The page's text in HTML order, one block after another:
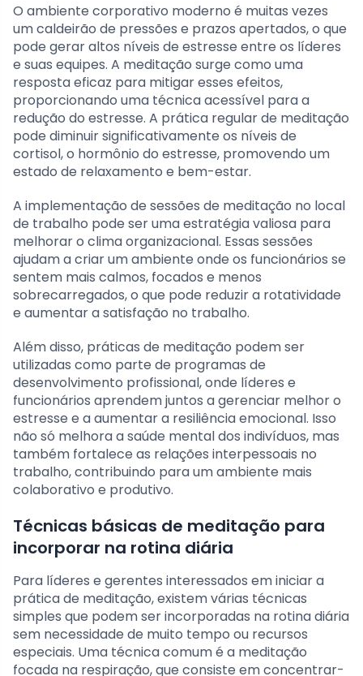
O ambiente corporativo moderno é muitas vezes
um caldeirão de pressões e prazos apertados, o que
pode gerar altos níveis de estresse entre os líderes
e suas equipes. A meditação surge como uma
resposta eficaz para mitigar esses efeitos,
proporcionando uma técnica acessível para a
redução do estresse. A prática regular de meditação
pode diminuir significativamente os níveis de
cortisol, o hormônio do estresse, promovendo um
estado de relaxamento e bem-estar.
A implementação de sessões de meditação no local
de trabalho pode ser uma estratégia valiosa para
melhorar o clima organizacional. Essas sessões
ajudam a criar um ambiente onde os funcionários se
sentem mais calmos, focados e menos
sobrecarregados, o que pode reduzir a rotatividade
e aumentar a satisfação no trabalho.
Além disso, práticas de meditação podem ser
utilizadas como parte de programas de
desenvolvimento profissional, onde líderes e
funcionários aprendem juntos a gerenciar melhor o
estresse e a aumentar a resiliência emocional. Isso
não só melhora a saúde mental dos indivíduos, mas
também fortalece as relações interpessoais no
trabalho, contribuindo para um ambiente mais
colaborativo e produtivo.
Técnicas básicas de meditação para
incorporar na rotina diária
Para líderes e gerentes interessados em iniciar a
prática de meditação, existem várias técnicas
simples que podem ser incorporadas na rotina diária
sem necessidade de muito tempo ou recursos
especiais. Uma técnica comum é a meditação
focada na respiração, que consiste em concentrar-